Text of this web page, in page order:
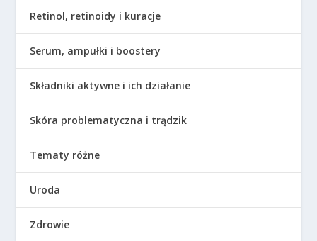
Retinol, retinoidy i kuracje
Serum, ampułki i boostery
Składniki aktywne i ich działanie
Skóra problematyczna i trądzik
Tematy różne
Uroda
Zdrowie